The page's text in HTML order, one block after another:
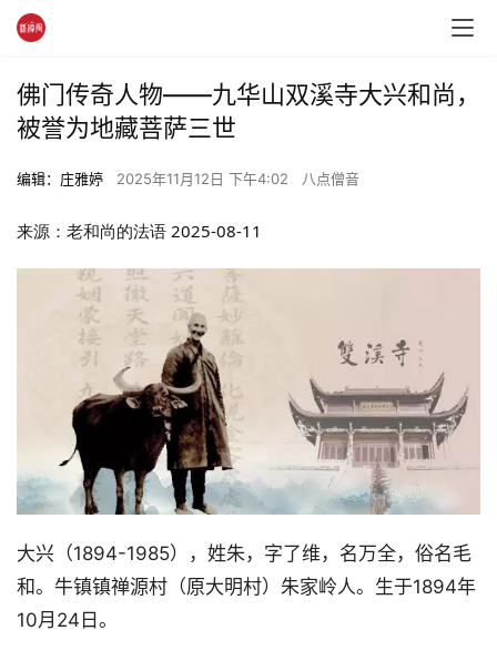
佛门传奇人物——九华山双溪寺大兴和尚，
被誉为地藏菩萨三世
编辑：庄雅婷 2025年11月12日 下午4:02 八点僧音
来源：老和尚的法语 2025-08-11
大兴（1894-1985），姓朱，字了维，名万全，俗名毛
和。牛镇镇禅源村（原大明村）朱家岭人。生于1894年
10月24日。